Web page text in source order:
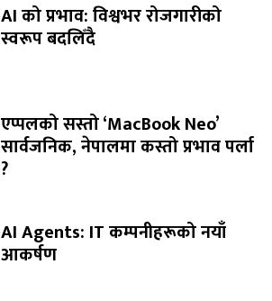
AI को प्रभाव: विश्वभर रोजगारीको
स्वरूप बदलिँदै
एप्पलको सस्तो ‘MacBook Neo’
सार्वजनिक, नेपालमा कस्तो प्रभाव पर्ला
?
AI Agents: IT कम्पनीहरूको नयाँ
आकर्षण